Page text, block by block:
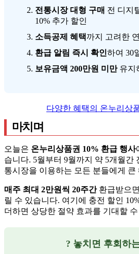
전통시장 대형 구매 전 디지
10% 추가 할인
소득공제 혜택까지 고려한
환급 알림 즉시 확인하여 30
보유금액 200만원 미만유지
다양한 혜택의 온누리상
마치며
오늘은 온누리상품권 10% 환급 행사
습니다. 5월부터 9월까지 약 5개월간
통시장을 이용하는 모든 분들에게 큰
매주 최대 2만원씩 20주간환급받으
릴 수 있습니다. 여기에 충전 할인
더하면 상당한 절약 효과를 기대할
? 놓치면 후회하